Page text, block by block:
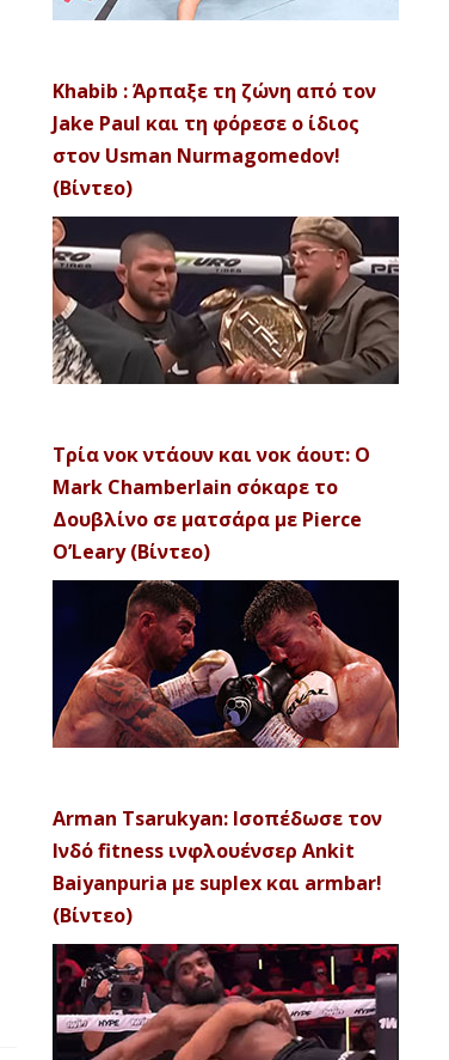
Khabib : Άρπαξε τη ζώνη από τον
Jake Paul και τη φόρεσε ο ίδιος
στον Usman Nurmagomedov!
(Βίντεο)
Τρία νοκ ντάουν και νοκ άουτ: Ο
Mark Chamberlain σόκαρε το
Δουβλίνο σε ματσάρα με Pierce
O’Leary (Βίντεο)
Arman Tsarukyan: Ισοπέδωσε τον
Ινδό fitness ινφλουένσερ Ankit
Baiyanpuria με suplex και armbar!
(Βίντεο)